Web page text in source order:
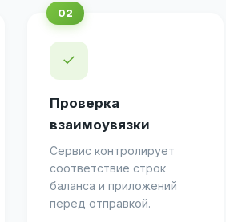
✓
Проверка
взаимоувязки
Сервис контролирует
соответствие строк
баланса и приложений
перед отправкой.